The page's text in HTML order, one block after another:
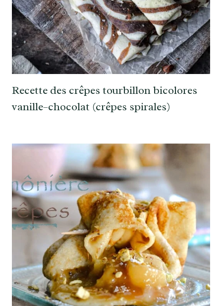
Recette des crêpes tourbillon bicolores
vanille–chocolat (crêpes spirales)